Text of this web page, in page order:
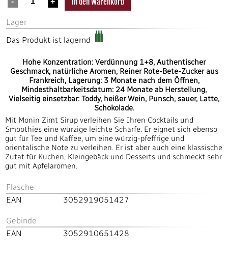
Lager
Das Produkt ist lagernd
Hohe Konzentration: Verdünnung 1+8, Authentischer
Geschmack, natürliche Aromen, Reiner Rote-Bete-Zucker aus
Frankreich, Lagerung: 3 Monate nach dem Öffnen,
Mindesthaltbarkeitsdatum: 24 Monate ab Herstellung,
Vielseitig einsetzbar: Toddy, heißer Wein, Punsch, sauer, Latte,
Schokolade.
Mit Monin Zimt Sirup verleihen Sie Ihren Cocktails und
Smoothies eine würzige leichte Schärfe. Er eignet sich ebenso
gut für Tee und Kaffee, um eine würzig-pfeffrige und
orientalische Note zu verleihen. Er ist aber auch eine klassische
Zutat für Kuchen, Kleingebäck und Desserts und schmeckt sehr
gut mit Apfelaromen.
Flasche
EAN
3052919051427
Gebinde
EAN
3052910651428